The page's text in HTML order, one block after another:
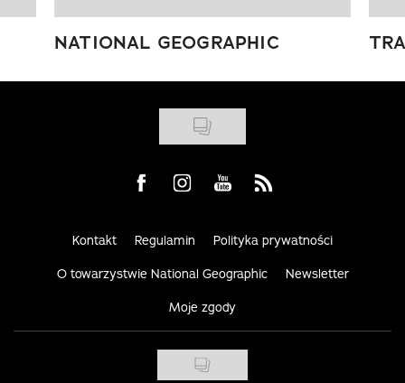
NATIONAL GEOGRAPHIC
Visit us on Facebook
Visit us on Instagram
Visit us on Youtube
Visit us on Rss
Kontakt Regulamin Polityka prywatności
O towarzystwie National Geographic Newsletter
Moje zgody